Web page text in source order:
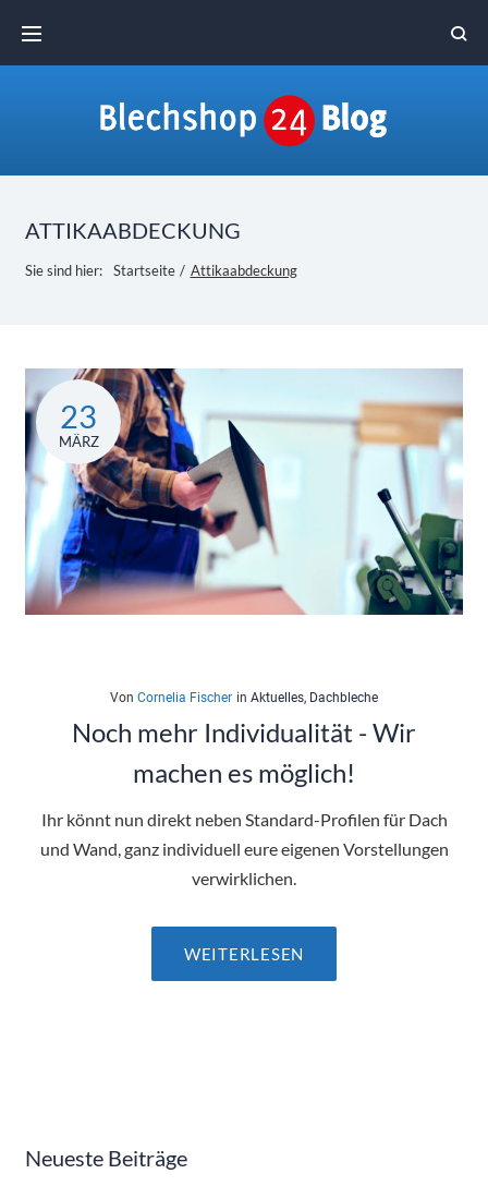
content
ATTIKAABDECKUNG
Sie sind hier: Startseite / Attikaabdeckung
Schlagwort:
Attikaabdeckung
23
MÄRZ
Von Cornelia Fischer in Aktuelles, Dachbleche
Noch mehr Individualität - Wir
machen es möglich!
Ihr könnt nun direkt neben Standard-Profilen für Dach
und Wand, ganz individuell eure eigenen Vorstellungen
verwirklichen.
WEITERLESEN
Neueste Beiträge